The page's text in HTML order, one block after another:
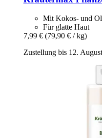
Mit Kokos- und
Für glatte Haut
7,99 € (79,90 € / kg)
Zustellung bis 12. August